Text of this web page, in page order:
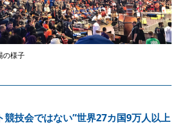
の様子
競技会ではない”世界27カ国9万人以上